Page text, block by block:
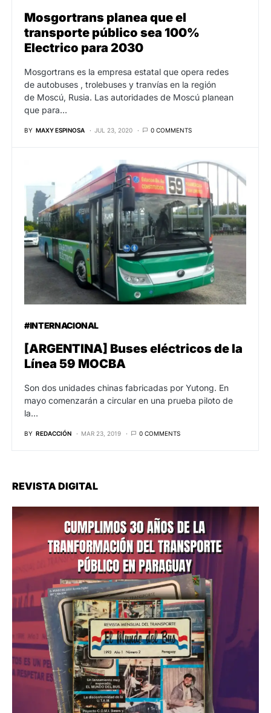
Mosgortrans planea que el
transporte público sea 100%
Electrico para 2030
Mosgortrans es la empresa estatal que opera redes
de autobuses , trolebuses y tranvías en la región
de Moscú, Rusia. Las autoridades de Moscú planean
que para…
BY MAXY ESPINOSA JUL 23, 2020 0 COMMENTS
#INTERNACIONAL
[ARGENTINA] Buses eléctricos de la
Línea 59 MOCBA
Son dos unidades chinas fabricadas por Yutong. En
mayo comenzarán a circular en una prueba piloto de
la…
BY REDACCIÓN MAR 23, 2019 0 COMMENTS
REVISTA DIGITAL